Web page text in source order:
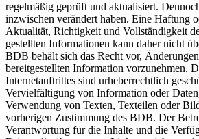
regelmäßig geprüft und aktualisiert.
inzwischen verändert haben. Eine Haftung
Aktualität, Richtigkeit und Vollständigkeit
gestellten Informationen kann daher nicht
BDB behält sich das Recht vor,
bereitgestellten Information vorzunehmen.
Internetauftrittes sind urheberrechtlich
Vervielfältigung von Information oder
Verwendung von Texten, Texteilen oder
vorherigen Zustimmung des BDB. Der
Verantwortung für die Inhalte und die